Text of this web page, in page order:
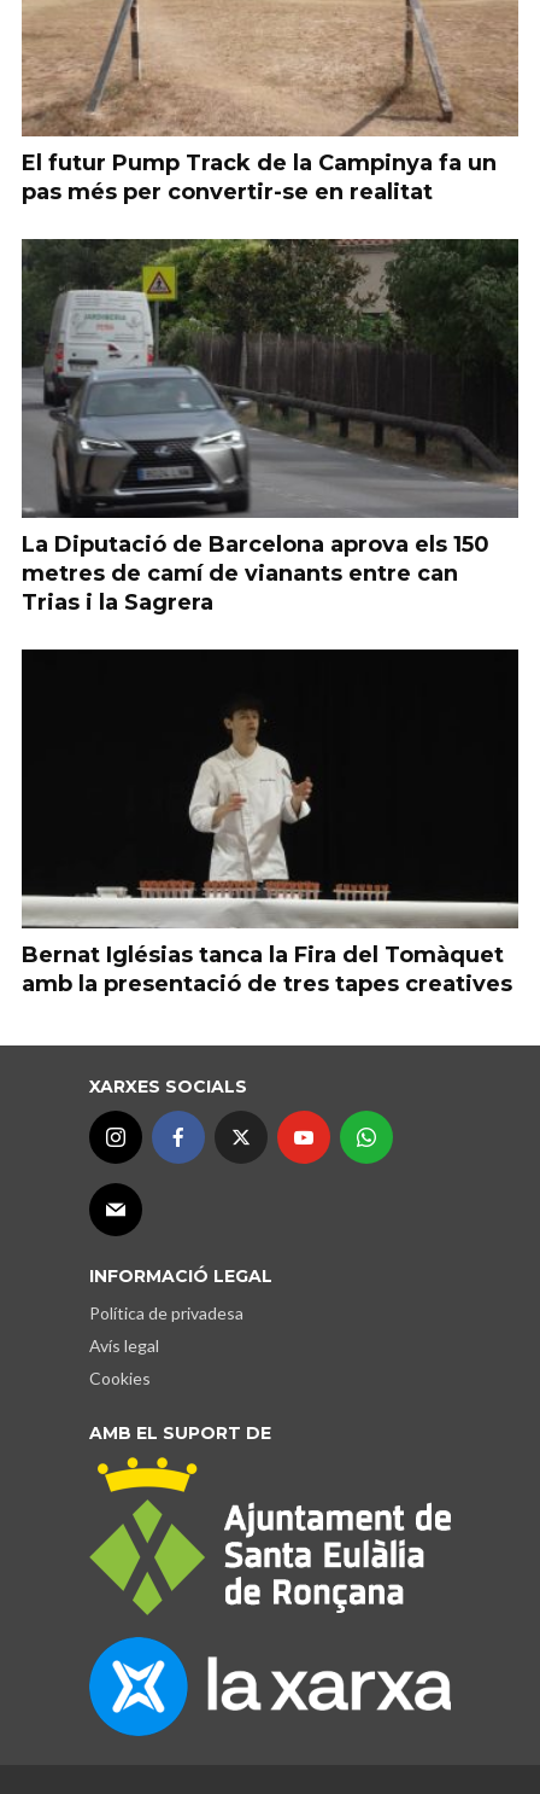
El futur Pump Track de la Campinya fa un
pas més per convertir-se en realitat
La Diputació de Barcelona aprova els 150
metres de camí de vianants entre can
Trias i la Sagrera
Bernat Iglésias tanca la Fira del Tomàquet
amb la presentació de tres tapes creatives
XARXES SOCIALS
INFORMACIÓ LEGAL
Política de privadesa
Avís legal
Cookies
AMB EL SUPORT DE